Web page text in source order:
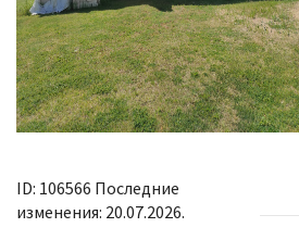
ID: 106566 Последние
изменения: 20.07.2026.